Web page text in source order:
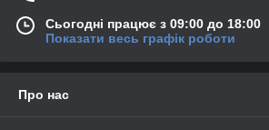
Сьогодні працює з 09:00 до 18:00
Показати весь графік роботи
Про нас